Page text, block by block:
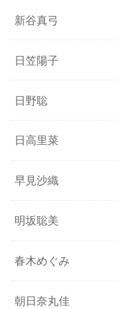
新谷真弓
日笠陽子
日野聡
日高里菜
早見沙織
明坂聡美
春木めぐみ
朝日奈丸佳